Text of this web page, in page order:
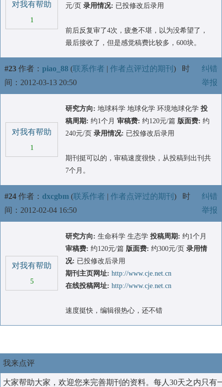
对我有帮助
1
元/页 录用情况: 已投修改后录用
前后反复审了4次，疲惫不堪，以为没希望了，
最后接收了，但是感觉稿费比较多，600块。
#23 作者： piao_88 (联系作者 | 作者点评过的期刊 ) 时
间：2012-03-13 20:50
纠错
举报
对我有帮助
1
研究方向: 地球科学 地球化学 环境地球化学 投
稿周期: 约1个月 审稿费: 约120元/篇 版面费: 约
240元/页 录用情况: 已投修改后录用
期刊挺可以的，审稿速度很快，从投稿到出刊共
7个月。
#24 作者： dxcgbm (联系作者 | 作者点评过的期刊 ) 时
间：2012-02-04 16:50
纠错
举报
对我有帮助
5
研究方向: 生命科学 生态学 投稿周期: 约1个月
审稿费: 约120元/篇 版面费: 约300元/页 录用情
况: 已投修改后录用
期刊主页网址: http://www.cje.net.cn
在线投稿网址: http://www.cje.net.cn
速度挺快，编辑很热心，还不错
我来点评
大家帮助大家，欢迎您来完善期刊的资料。每人30天之内只有